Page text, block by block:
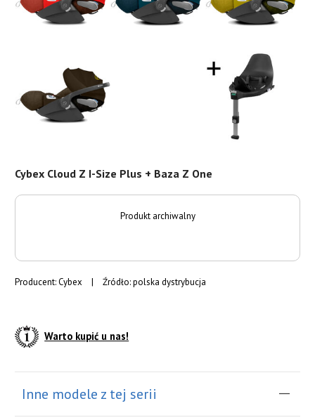
Cybex Cloud Z I-Size Plus + Baza Z One
Producent:Cybex | Źródło: polska dystrybucja
Warto kupić u nas!
Produkt archiwalny
Inne modele z tej serii